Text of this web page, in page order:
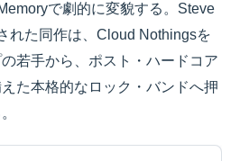
で劇的に変貌する。Steve
れた同作は、Cloud Nothingsを
若手から、ポスト・ハードコア
た本格的なロック・バンドへ押